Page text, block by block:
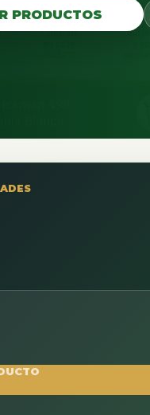
PRODUCTOS